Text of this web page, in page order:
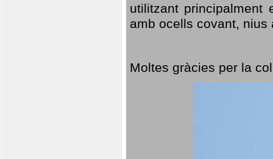
utilitzant
amb ocells covant,
Moltes gràcies per la